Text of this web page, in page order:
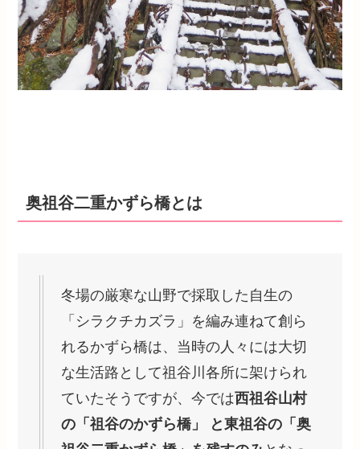
奥祖谷二重かずら橋とは
冬場の厳寒な山野で採取した自生の
「シラクチカズラ」を編み連ねて創ら
れるかずら橋は、当時の人々には大切
な生活路として祖谷川各所に架けられ
ていたそうですが、今では西祖谷山村
の「祖谷のかずら橋」 と東祖谷の「奥